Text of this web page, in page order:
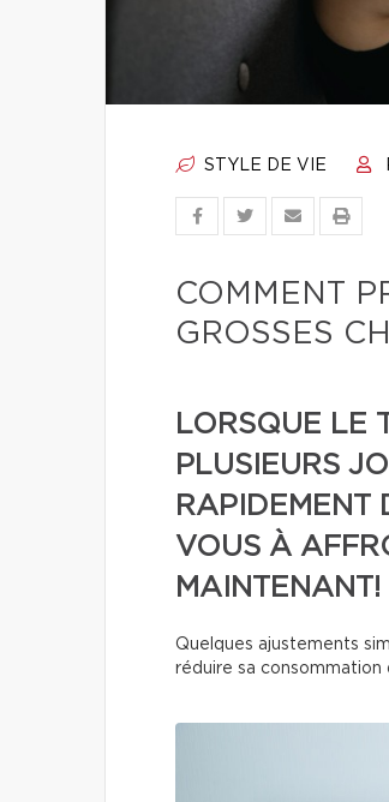
STYLE DE VIE
COMMENT
GROSSES
LORSQUE LE
PLUSIEURS
RAPIDEMENT
VOUS À
MAINTENANT!
Quelques ajustements
réduire sa consommation